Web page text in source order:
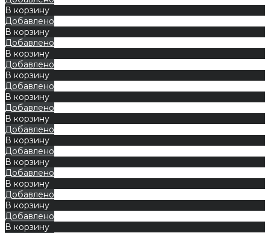
В корзину
Добавлено
В корзину
Добавлено
В корзину
Добавлено
В корзину
Добавлено
В корзину
Добавлено
В корзину
Добавлено
В корзину
Добавлено
В корзину
Добавлено
В корзину
Добавлено
В корзину
Добавлено
В корзину